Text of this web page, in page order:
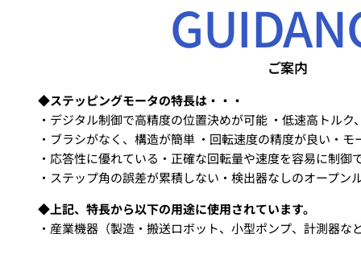
ご案内
◆ステッピングモータの特長は・・・
・デジタル制御で高精度の位置決めが可能 ・低速高トルク
・ブラシがなく、構造が簡単 ・回転速度の精度が良い・
・応答性に優れている・正確な回転量や速度を容易に制御
・ステップ角の誤差が累積しない・検出器なしのオープン
◆上記、特長から以下の用途に使用されています。
・産業機器（製造・搬送ロボット、小型ポンプ、計測器